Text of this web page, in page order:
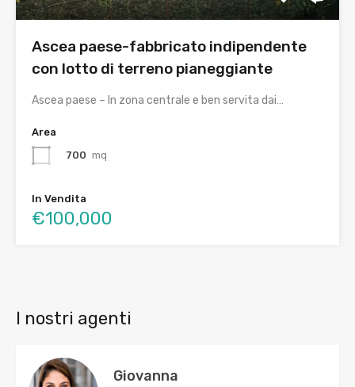
Ascea paese-fabbricato indipendente
con lotto di terreno pianeggiante
Ascea paese – In zona centrale e ben servita dai…
Area
700 mq
In Vendita
€100,000
I nostri agenti
Giovanna